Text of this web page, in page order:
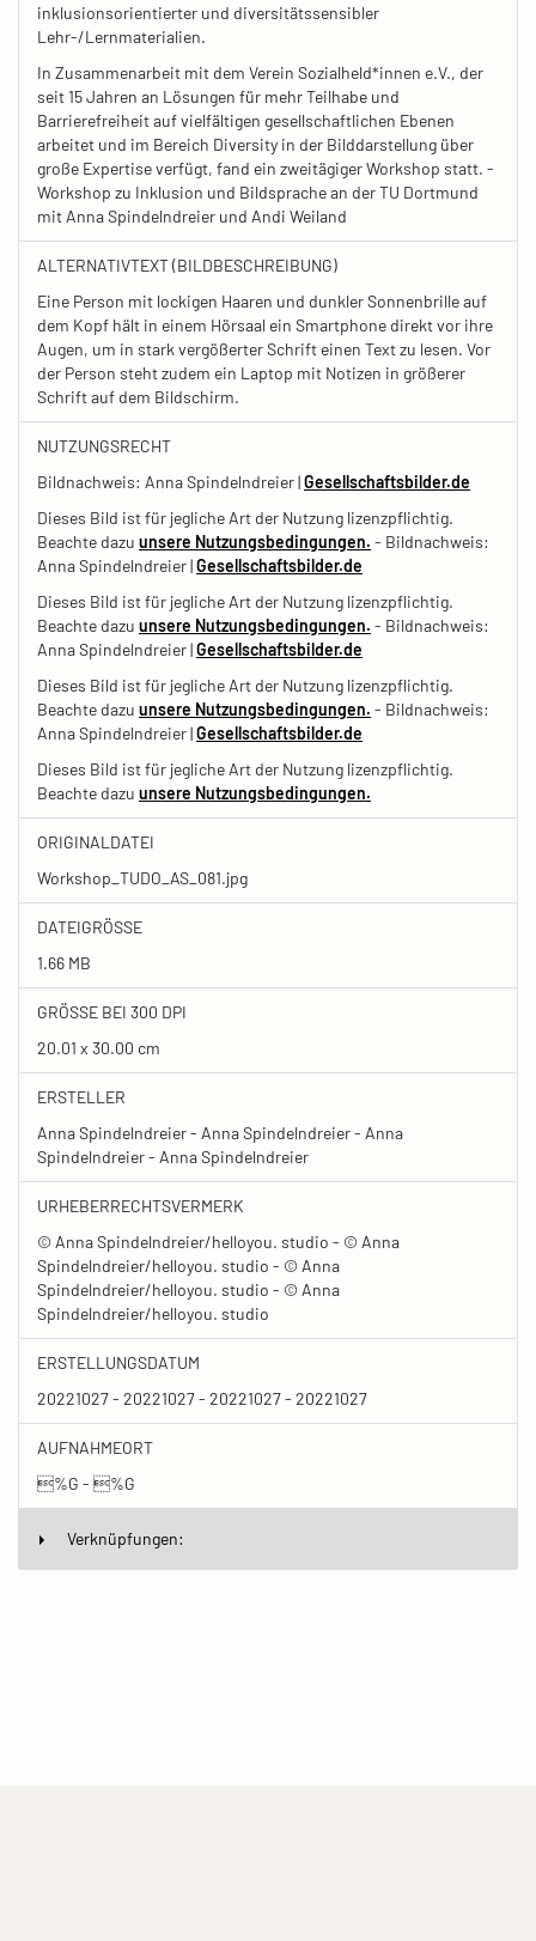
inklusionsorientierter und diversitätssensibler
Lehr-/Lernmaterialien.
In Zusammenarbeit mit dem Verein Sozialheld*innen e.V., der
seit 15 Jahren an Lösungen für mehr Teilhabe und
Barrierefreiheit auf vielfältigen gesellschaftlichen Ebenen
arbeitet und im Bereich Diversity in der Bilddarstellung über
große Expertise verfügt, fand ein zweitägiger Workshop statt. -
Workshop zu Inklusion und Bildsprache an der TU Dortmund
mit Anna Spindelndreier und Andi Weiland
ALTERNATIVTEXT (BILDBESCHREIBUNG)
Eine Person mit lockigen Haaren und dunkler Sonnenbrille auf
dem Kopf hält in einem Hörsaal ein Smartphone direkt vor ihre
Augen, um in stark vergößerter Schrift einen Text zu lesen. Vor
der Person steht zudem ein Laptop mit Notizen in größerer
Schrift auf dem Bildschirm.
NUTZUNGSRECHT
Bildnachweis: Anna Spindelndreier |Gesellschaftsbilder.de
Dieses Bild ist für jegliche Art der Nutzung lizenzpflichtig.
Beachte dazu unsere Nutzungsbedingungen. - Bildnachweis:
Anna Spindelndreier |Gesellschaftsbilder.de
Dieses Bild ist für jegliche Art der Nutzung lizenzpflichtig.
Beachte dazu unsere Nutzungsbedingungen. - Bildnachweis:
Anna Spindelndreier |Gesellschaftsbilder.de
Dieses Bild ist für jegliche Art der Nutzung lizenzpflichtig.
Beachte dazu unsere Nutzungsbedingungen. - Bildnachweis:
Anna Spindelndreier |Gesellschaftsbilder.de
Dieses Bild ist für jegliche Art der Nutzung lizenzpflichtig.
Beachte dazu unsere Nutzungsbedingungen.
ORIGINALDATEI
Workshop_TUDO_AS_081.jpg
DATEIGRÖSSE
1.66 MB
GRÖSSE BEI 300 DPI
20.01 x 30.00 cm
ERSTELLER
Anna Spindelndreier - Anna Spindelndreier - Anna
Spindelndreier - Anna Spindelndreier
URHEBERRECHTSVERMERK
© Anna Spindelndreier/helloyou. studio - © Anna
Spindelndreier/helloyou. studio - © Anna
Spindelndreier/helloyou. studio - © Anna
Spindelndreier/helloyou. studio
ERSTELLUNGSDATUM
20221027 - 20221027 - 20221027 - 20221027
AUFNAHMEORT
%G - %G
Verknüpfungen: